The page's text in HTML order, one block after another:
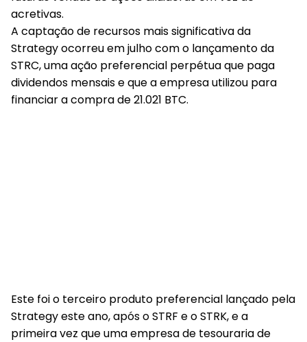
acretivas.
A captação de recursos mais significativa da
Strategy ocorreu em julhocom o lançamento da
STRC, uma ação preferencial perpétua que paga
dividendos mensais e que a empresa utilizou para
financiar a compra de 21.021 BTC.
Este foi o terceiro produto preferencial lançado pela
Strategy este ano, após o STRF e o STRK, e a
primeira vez que uma empresa de tesouraria de